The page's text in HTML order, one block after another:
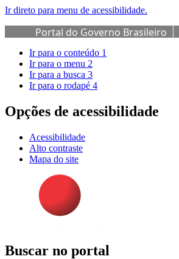
Ir direto para menu de acessibilidade.
Portal do Governo Brasileiro
Ir para o conteúdo 1
Ir para o menu 2
Ir para a busca 3
Ir para o rodapé 4
Opções de acessibilidade
Acessibilidade
Alto contraste
Mapa do site
Buscar no portal